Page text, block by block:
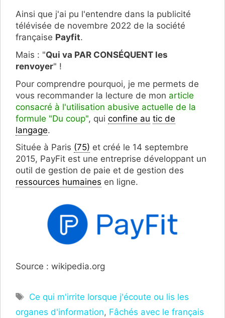
Ainsi que j'ai pu l'entendre dans la publicité
télévisée de novembre 2022 de la société
française Payfit.
Mais : "Qui va PAR CONSÉQUENT les
renvoyer" !
Pour comprendre pourquoi, je me permets de
vous recommander la lecture de mon article
consacré à l'utilisation abusive actuelle de la
formule "Du coup", qui confine au tic de
langage.
Située à Paris (75) et créé le 14 septembre
2015, PayFit est une entreprise développant un
outil de gestion de paie et de gestion des
ressources humaines en ligne.
Source : wikipedia.org
Étiquettes
Ce qui m'irrite lorsque j'écoute ou lis les
organes d'information, Fâchés avec le français